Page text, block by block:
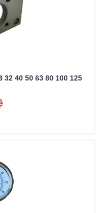
40 50 63 80 100 125